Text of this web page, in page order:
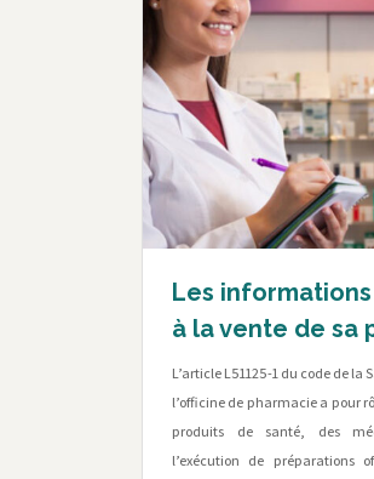
Les
à la vente de sa
L’article L51125-1 du code de la
l’officine de pharmacie a pour
produits de santé, des
l’exécution de préparations